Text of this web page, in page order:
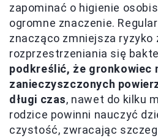
zapominać o higienie
ogromne znaczenie.
znacząco zmniejsza ryzyko
rozprzestrzeniania się
podkreślić, że gronkowiec
zanieczyszczonych
długi czas, nawet do kilku
rodzice powinni nauczyć
czystość, zwracając